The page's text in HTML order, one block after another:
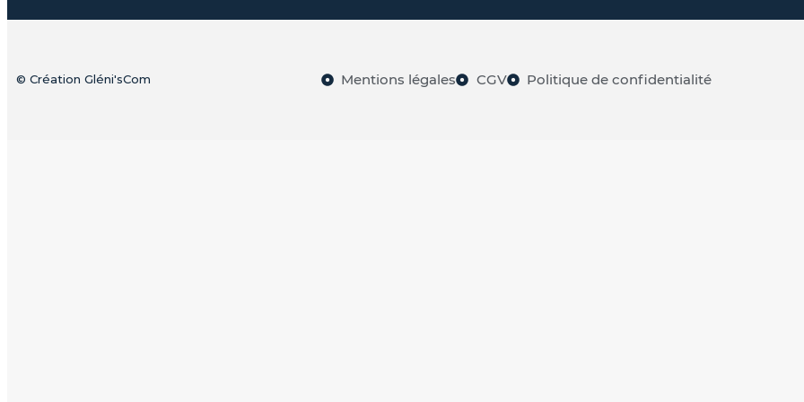
© Création Gléni'sCom Mentions légales CGV Politique de confidentialité